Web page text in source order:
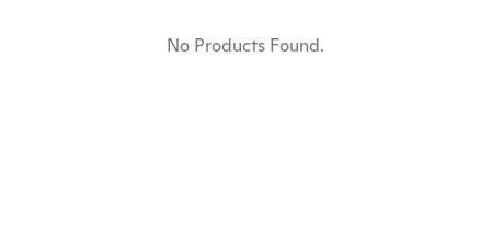
No Products Found.